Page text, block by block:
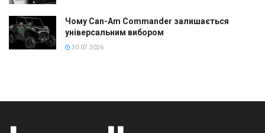
Чому Can-Am Commander залишається
універсальним вибором
30.07.2026